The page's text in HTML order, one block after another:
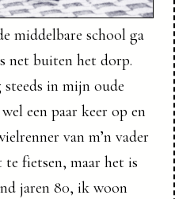
middelbare school ga
net buiten het dorp.
in mijn oude
een paar keer op en
van m’n vader
fietsen, maar het is
jaren 80, ik woon